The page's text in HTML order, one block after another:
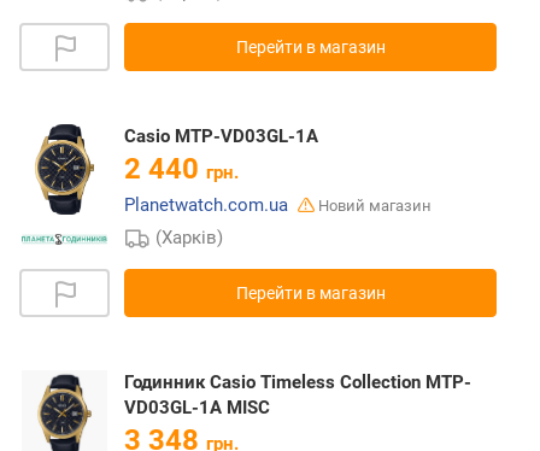
Перейти в магазин
Casio MTP-VD03GL-1A
2 440 грн.
Planetwatch.com.ua
Новий магазин
(Харків)
Перейти в магазин
Годинник Casio Timeless Collection MTP-
VD03GL-1A MISC
3 348 грн.